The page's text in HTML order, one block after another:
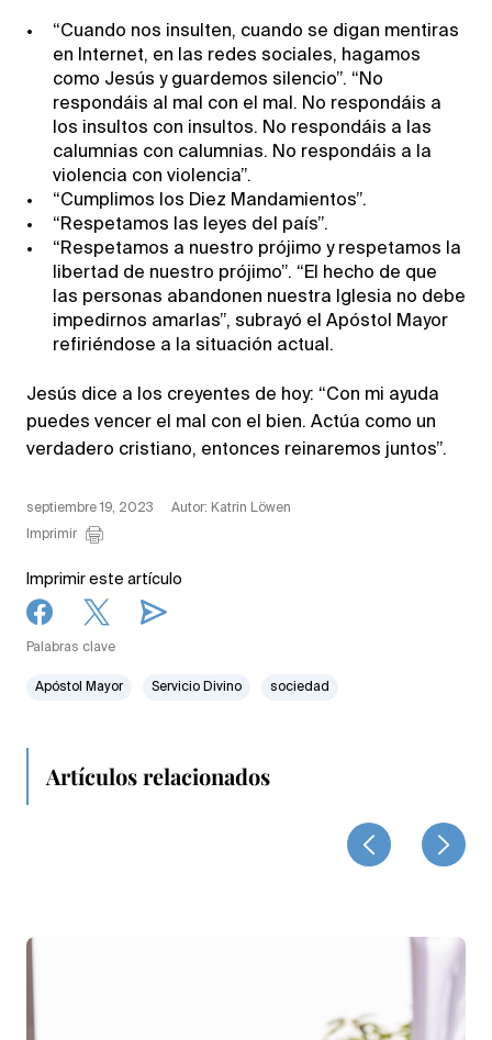
“Cuando nos insulten, cuando se digan mentiras
en Internet, en las redes sociales, hagamos
como Jesús y guardemos silencio”. “No
respondáis al mal con el mal. No respondáis a
los insultos con insultos. No respondáis a las
calumnias con calumnias. No respondáis a la
violencia con violencia”.
“Cumplimos los Diez Mandamientos”.
“Respetamos las leyes del país”.
“Respetamos a nuestro prójimo y respetamos la
libertad de nuestro prójimo”. “El hecho de que
las personas abandonen nuestra Iglesia no debe
impedirnos amarlas”, subrayó el Apóstol Mayor
refiriéndose a la situación actual.
Jesús dice a los creyentes de hoy: “Con mi ayuda
puedes vencer el mal con el bien. Actúa como un
verdadero cristiano, entonces reinaremos juntos”.
septiembre 19, 2023
Autor: Katrin Löwen
Imprimir
Imprimir este artículo
Palabras clave
Apóstol Mayor Servicio Divino sociedad
Artículos relacionados